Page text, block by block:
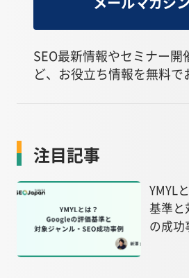
SEO最新情報やセミナー開
ど、お役立ち情報を無料で
注目記事
YMYL
基準と
の成功